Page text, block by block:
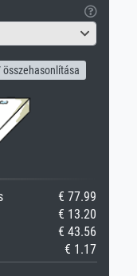
€ 77.99
€ 13.20
€ 43.56
€ 1.17